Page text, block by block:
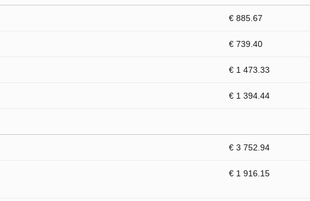
€ 885.67
€ 739.40
€ 1 473.33
€ 1 394.44
€ 3 752.94
€ 1 916.15